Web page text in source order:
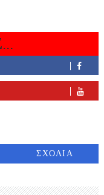
ΣΧΟΛΙΑ